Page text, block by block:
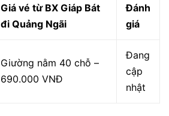
Giá vé từ BX Giáp Bát
đi Quảng Ngãi
Đánh
giá
Giường nằm 40 chỗ –
690.000 VNĐ
Đang
cập
nhật